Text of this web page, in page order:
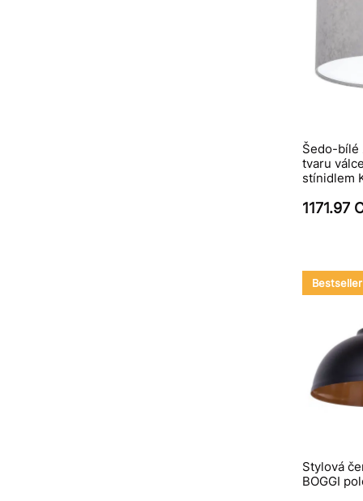
Šedo-bílé
tvaru
stínidlem
1171.97
Bestseller
Stylová
BOGGI